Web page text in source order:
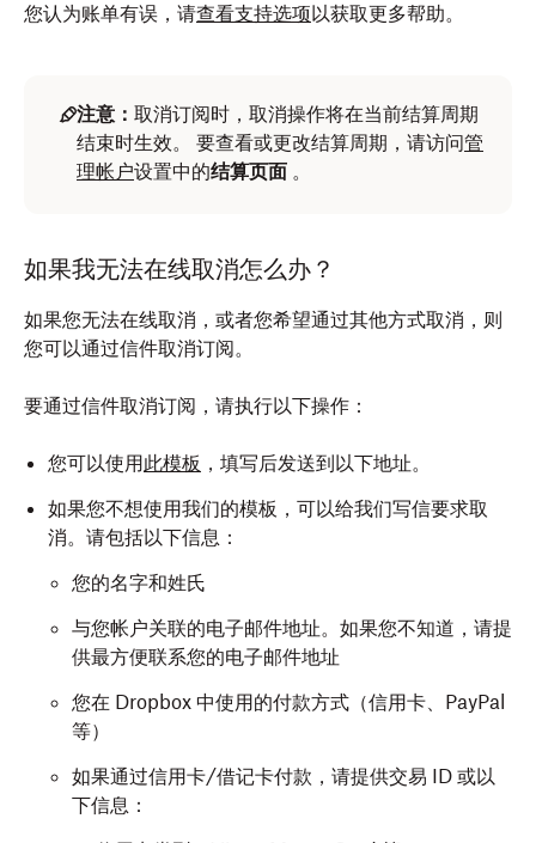
您认为账单有误，请查看支持选项以获取更多帮助。
注意： 取消订阅时，取消操作将在当前结算周期
结束时生效。 要查看或更改结算周期，请访问管
理帐户设置中的结算页面 。
如果我无法在线取消怎么办？
如果您无法在线取消，或者您希望通过其他方式取消，则
您可以通过信件取消订阅。
要通过信件取消订阅，请执行以下操作：
您可以使用此模板 ，填写后发送到以下地址。
如果您不想使用我们的模板，可以给我们写信要求取
消。请包括以下信息：
您的名字和姓氏
与您帐户关联的电子邮件地址。如果您不知道，请提
供最方便联系您的电子邮件地址
您在 Dropbox 中使用的付款方式（信用卡、PayPal
等）
如果通过信用卡/借记卡付款，请提供交易 ID 或以
下信息：